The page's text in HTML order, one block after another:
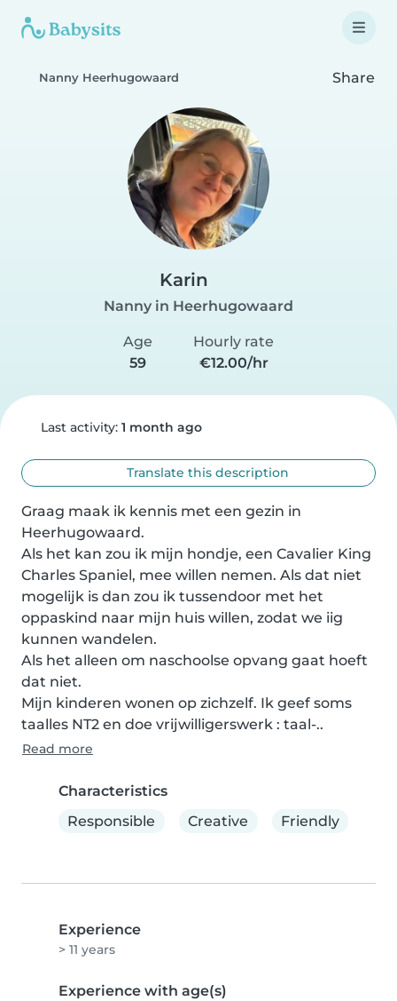
Nanny Heerhugowaard Share
Karin
Nanny in Heerhugowaard
Age
59
Hourly rate
€12.00/hr
Last activity: 1 month ago
Translate this description
Graag maak ik kennis met een gezin in
Heerhugowaard.
Als het kan zou ik mijn hondje, een Cavalier King
Charles Spaniel, mee willen nemen. Als dat niet
mogelijk is dan zou ik tussendoor met het
oppaskind naar mijn huis willen, zodat we iig
kunnen wandelen.
Als het alleen om naschoolse opvang gaat hoeft
dat niet.
Mijn kinderen wonen op zichzelf. Ik geef soms
taalles NT2 en doe vrijwilligerswerk : taal-..
Read more
Characteristics
Responsible
Creative Friendly
Experience
> 11 years
Experience with age(s)